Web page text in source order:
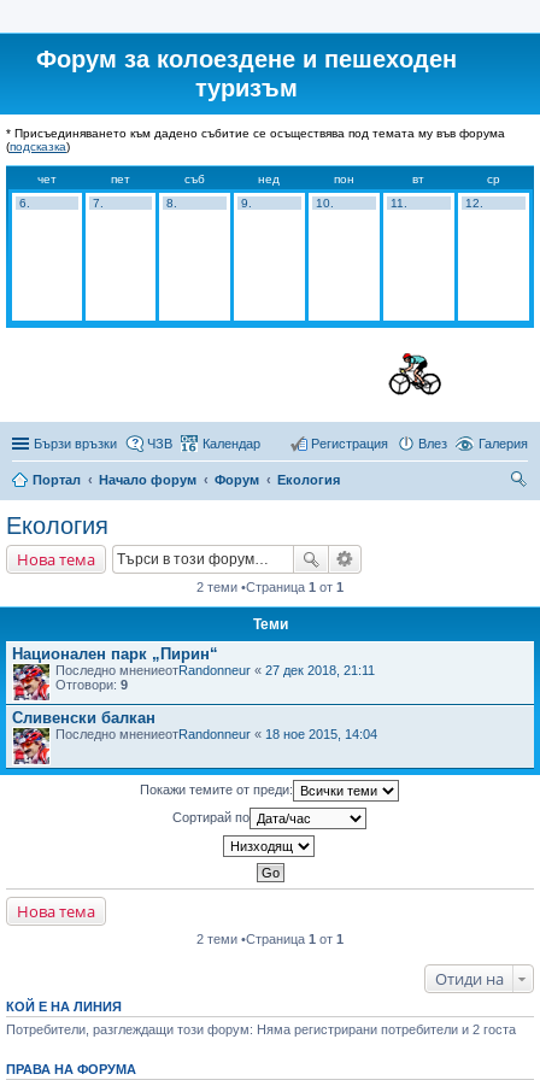
Форум за колоездене и пешеходен
туризъм
* Присъединяването към дадено събитие се осъществява под темата му във форума
(подсказка)
чет пет съб нед пон вт
ср
6.
7. 8. 9. 10. 11. 12.
Бързи връзки Галерия
ЧЗВ Календар Влез
Регистрация
Портал Начало форум Форум
Екология
Екология
Нова тема
2 теми •Страница 1 от 1
Теми
Национален парк „Пирин“
Последно мнениеотRandonneur « 27 дек 2018, 21:11
Отговори: 9
Сливенски балкан
Последно мнениеотRandonneur « 18 ное 2015, 14:04
Покажи темите от преди:
Сортирай по
Нова тема
2 теми •Страница 1 от 1
Отиди на
КОЙ Е НА ЛИНИЯ
Потребители, разглеждащи този форум: Няма регистрирани потребители и 2 госта
ПРАВА НА ФОРУМА